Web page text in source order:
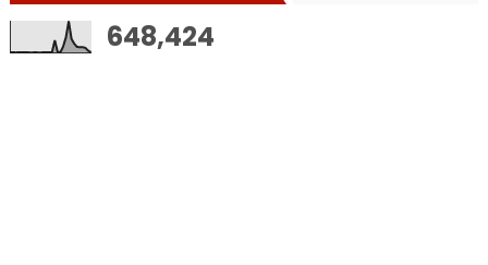
648,424